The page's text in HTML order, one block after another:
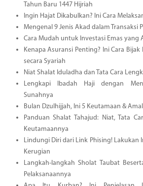
Tahun Baru 1447 Hijriah
Ingin Hajat Dikabulkan? Ini Cara
Mengenal 9 Jenis Akad dalam Transaksi
Cara Mudah untuk Investasi Emas yang
Kenapa Asuransi Penting? Ini Cara
secara Syariah
Niat Shalat Iduladha dan Tata Cara
Lengkapi Ibadah Haji dengan
Sunahnya
Bulan Dzulhijjah, Ini 5 Keutamaan &
Panduan Shalat Tahajud: Niat, Tata
Keutamaannya
Lindungi Diri dari Link Phising!
Kerugian
Langkah-langkah Sholat Taubat
Pelaksanaannya